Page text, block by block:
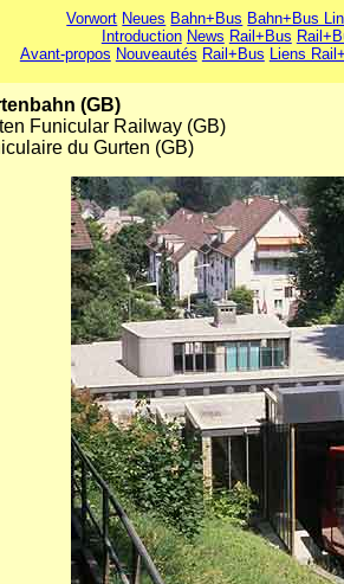
Vorwort Neues Bahn+Bus Bahn+Bus
Introduction News Rail+Bus
Avant-propos Nouveautés Rail+Bus Liens
(GB)
Funicular Railway (GB)
du Gurten (GB)